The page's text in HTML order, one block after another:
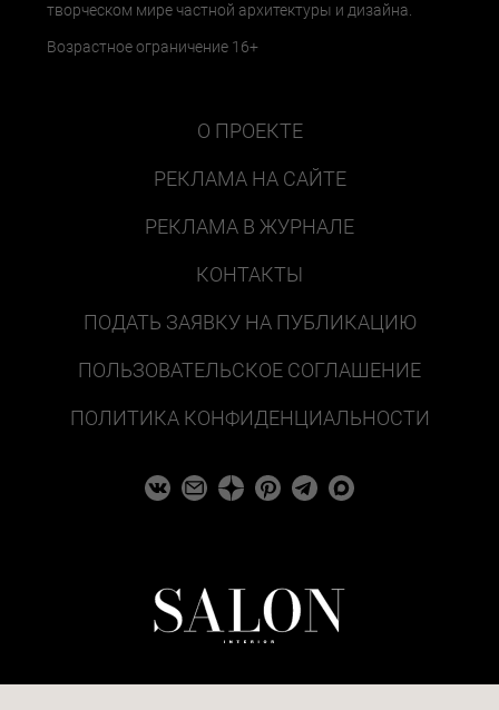
творческом мире частной архитектуры и дизайна.
Возрастное ограничение 16+
О ПРОЕКТЕ
РЕКЛАМА НА САЙТЕ
РЕКЛАМА В ЖУРНАЛЕ
КОНТАКТЫ
ПОДАТЬ ЗАЯВКУ НА ПУБЛИКАЦИЮ
ПОЛЬЗОВАТЕЛЬСКОЕ СОГЛАШЕНИЕ
ПОЛИТИКА КОНФИДЕНЦИАЛЬНОСТИ